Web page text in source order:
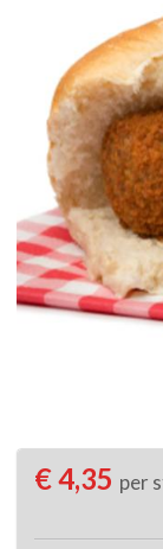
€ 4,35 per